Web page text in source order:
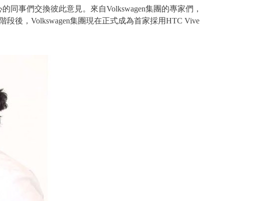
事們交換彼此意見。來自Volkswagen集團的專家們，
後，Volkswagen集團現在正式成為首家採用HTC Vive